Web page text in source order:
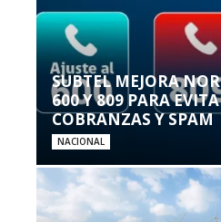
SUBTEL MEJORA
600 Y 809 PARA
COBRANZAS Y SPAM
NACIONAL